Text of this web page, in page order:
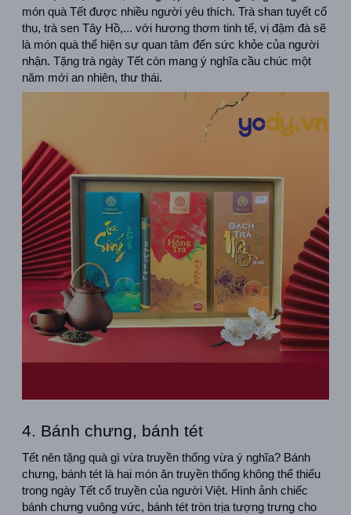
món quà Tết được nhiều người yêu thích. Trà shan tuyết cổ
thụ, trà sen Tây Hồ,... với hương thơm tinh tế, vị đậm đà sẽ
là món quà thể hiện sự quan tâm đến sức khỏe của người
nhận. Tặng trà ngày Tết còn mang ý nghĩa cầu chúc một
năm mới an nhiên, thư thái.
4. Bánh chưng, bánh tét
Tết nên tặng quà gì vừa truyền thống vừa ý nghĩa? Bánh
chưng, bánh tét là hai món ăn truyền thống không thể thiếu
trong ngày Tết cổ truyền của người Việt. Hình ảnh chiếc
bánh chưng vuông vức, bánh tét tròn trịa tượng trưng cho